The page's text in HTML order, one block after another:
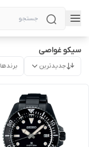
سیکو غواصی
جدیدترین برندها